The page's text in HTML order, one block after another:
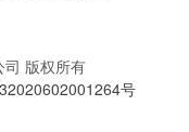
版权所有
号